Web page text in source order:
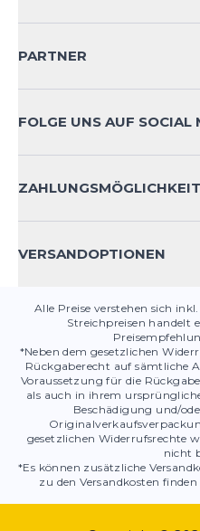
KONTAKT
PRODUKTSICHERHEIT
PARTNER
FOLGE UNS AUF SOCIAL
VERSANDOPTIONEN
Alle Preise verstehen sich
Streichpreisen handelt
*Neben dem gesetzlichen
Rückgaberecht auf sämtliche
Voraussetzung für die
als auch in ihrem
Beschädigung und/
gesetzlichen Widerrufsrechte
nicht
*Es können zusätzliche
zu den Versandkosten